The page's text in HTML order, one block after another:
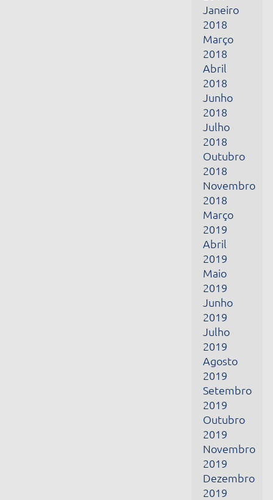
Junho
2018
Julho
2018
Outubro
2018
Novembro
2018
Março
2019
Abril
2019
Maio
2019
Junho
2019
Julho
2019
Agosto
2019
Setembro
2019
Outubro
2019
Novembro
2019
Dezembro
2019
Janeiro
2020
Fevereiro
2020
Março
2020
Abril
2020
Maio